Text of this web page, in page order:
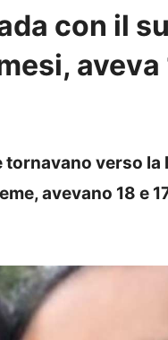
con il
aveva
verso la
avevano 18 e